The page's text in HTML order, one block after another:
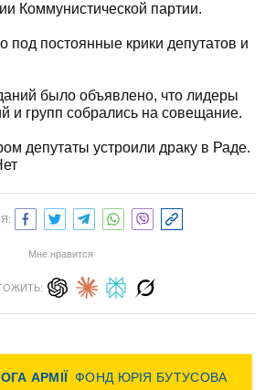
Коммунистической партии.
под постоянные крики депутатов и
было объявлено, что лидеры
и групп собрались на совещание.
депутаты устроили драку в Раде.
Мне нравится